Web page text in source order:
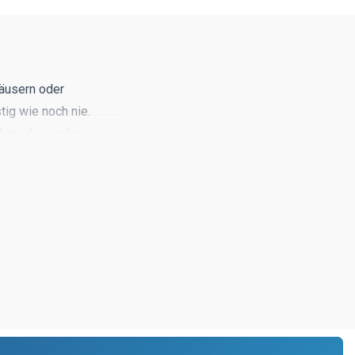
oder
wie noch nie.
machen das